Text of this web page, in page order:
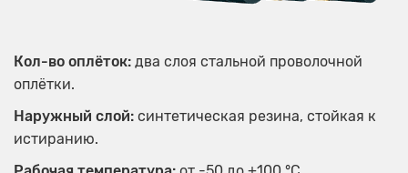
Кол-во оплёток: два слоя стальной проволочной
оплётки.
Наружный слой: синтетическая резина, стойкая к
истиранию.